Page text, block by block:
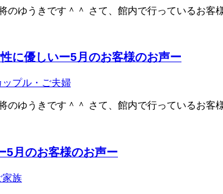
ゆうきです＾＾ さて、館内で行っているお客
に優しいー5月のお客様のお声ー
ップル・ご夫婦
ゆうきです＾＾ さて、館内で行っているお客
5月のお客様のお声ー
家族